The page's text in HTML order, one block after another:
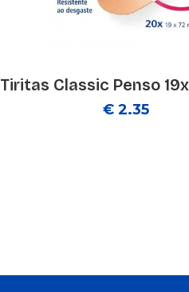
Tiritas Classic Penso
€ 2.35